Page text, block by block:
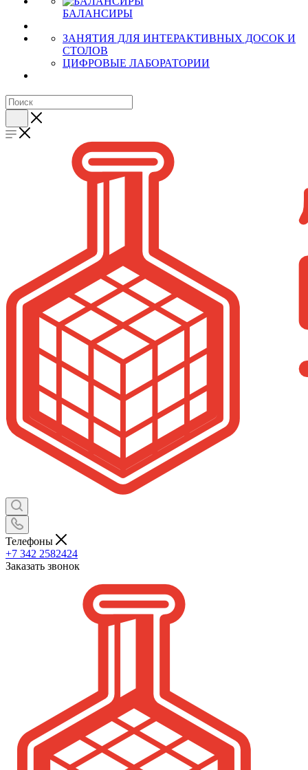
БАЛАНСИРЫ
ЗАНЯТИЯ ДЛЯ ИНТЕРАКТИВНЫХ ДОСОК И
СТОЛОВ
ЦИФРОВЫЕ ЛАБОРАТОРИИ
Телефоны
+7 342 2582424
Заказать звонок